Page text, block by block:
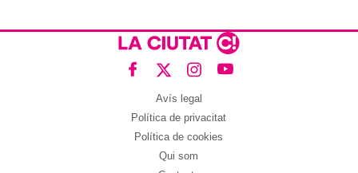
Avís legal
Política de privacitat
Política de cookies
Qui som